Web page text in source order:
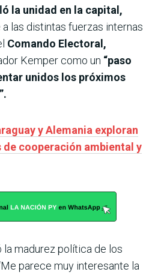
la unidad en la capital,
las distintas fuerzas internas
Comando Electoral,
Kemper como un “paso
unidos los próximos
y Alemania exploran
cooperación ambiental y
la madurez política de los
parece muy interesante la